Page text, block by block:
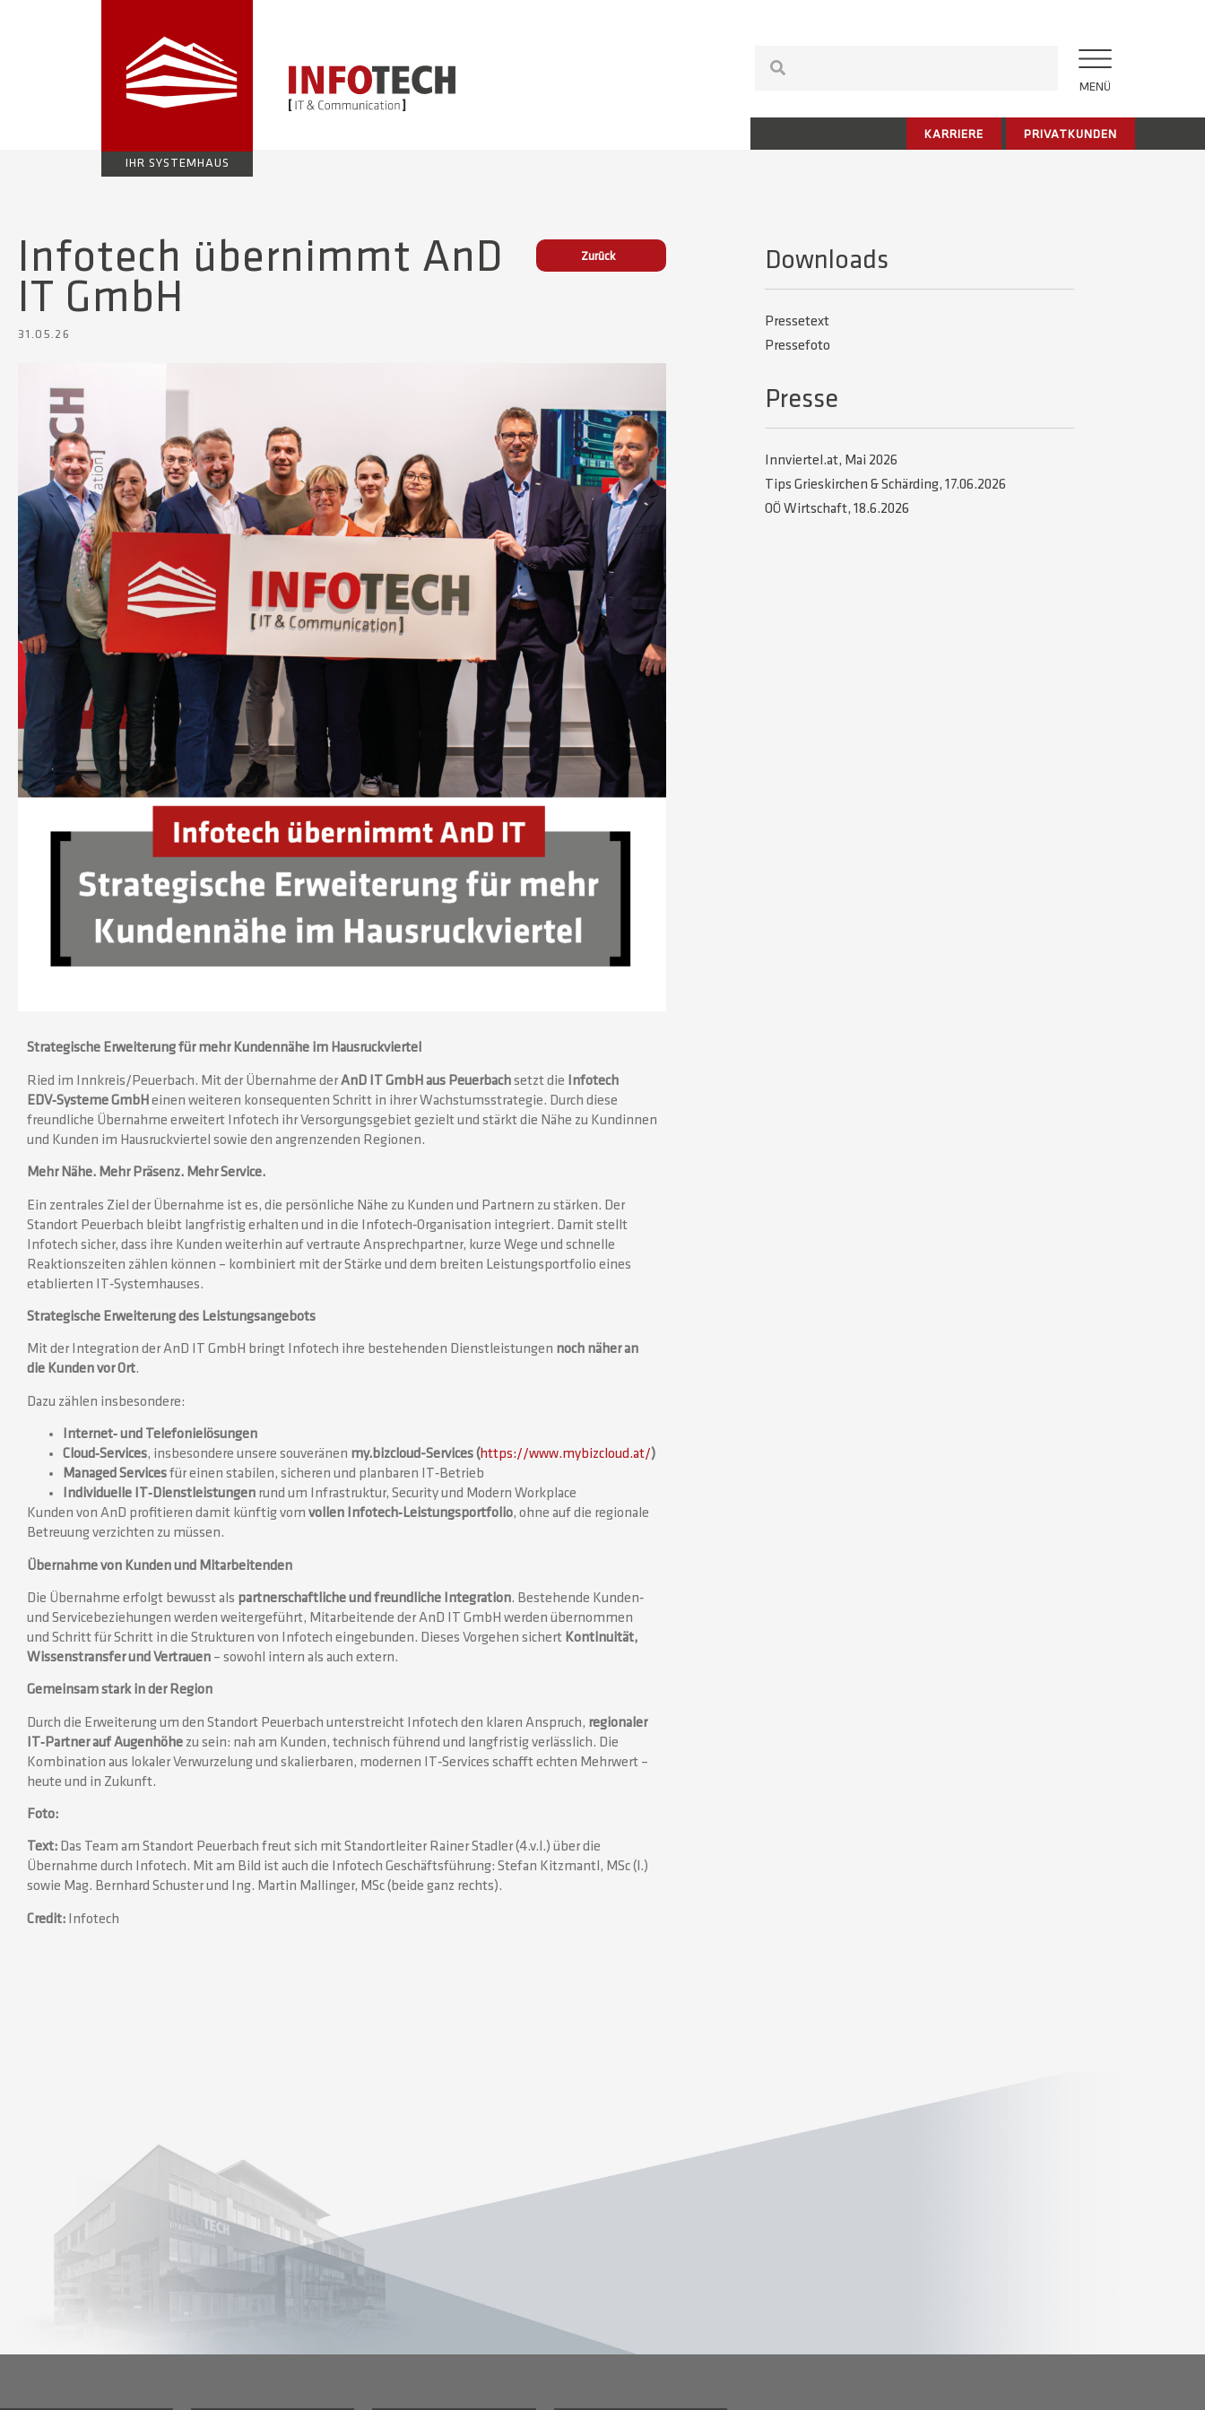
IHR SYSTEMHAUS
MENÜ
KARRIERE PRIVATKUNDEN
Infotech übernimmt AnD
IT GmbH
31.05.26
Zurück
Strategische Erweiterung für mehr Kundennähe im Hausruckviertel
Ried im Innkreis/Peuerbach. Mit der Übernahme derAnD IT GmbH aus Peuerbachsetzt die
Infotech
EDV‑Systeme GmbH einen weiteren konsequenten Schritt in ihrer Wachstumsstrategie. Durch diese
freundliche Übernahme erweitert Infotech ihr Versorgungsgebiet gezielt und stärkt die Nähe zu Kundinnen
und Kunden im Hausruckviertel sowie den angrenzenden Regionen.
Mehr Nähe. Mehr Präsenz. Mehr Service.
Ein zentrales Ziel der Übernahme ist es, die persönliche Nähe zu Kunden und Partnern zu stärken. Der
Standort Peuerbach bleibt langfristig erhalten und in die Infotech‑Organisation integriert. Damit stellt
Infotech sicher, dass ihre Kunden weiterhin auf vertraute Ansprechpartner, kurze Wege und schnelle
Reaktionszeiten zählen können – kombiniert mit der Stärke und dem breiten Leistungsportfolio eines
etablierten IT‑Systemhauses.
Strategische Erweiterung des Leistungsangebots
Mit der Integration der AnD IT GmbH bringt Infotech ihre bestehenden Dienstleistungen noch näher an
die Kunden vor Ort.
Dazu zählen insbesondere:
Internet‑ und Telefonielösungen
Cloud‑Services, insbesondere unsere souveränen my.bizcloud-Services (https://www.mybizcloud.at/)
Managed Servicesfür einen stabilen, sicheren und planbaren IT‑Betrieb
Individuelle IT‑Dienstleistungen rund um Infrastruktur, Security und Modern Workplace
Kunden von AnD profitieren damit künftig vom vollen Infotech‑Leistungsportfolio, ohne auf die regionale
Betreuung verzichten zu müssen.
Übernahme von Kunden und Mitarbeitenden
Die Übernahme erfolgt bewusst als partnerschaftliche und freundliche Integration. Bestehende Kunden‑
und Servicebeziehungen werden weitergeführt, Mitarbeitende der AnD IT GmbH werden übernommen
und Schritt für Schritt in die Strukturen von Infotech eingebunden. Dieses Vorgehen sichert Kontinuität,
Wissenstransfer und Vertrauen – sowohl intern als auch extern.
Gemeinsam stark in der Region
Durch die Erweiterung um den Standort Peuerbach unterstreicht Infotech den klaren Anspruch, regionaler
IT‑Partner auf Augenhöhe zu sein: nah am Kunden, technisch führend und langfristig verlässlich. Die
Kombination aus lokaler Verwurzelung und skalierbaren, modernen IT‑Services schafft echten Mehrwert –
heute und in Zukunft.
Foto:
Text: Das Team am Standort Peuerbach freut sich mit Standortleiter Rainer Stadler (4.v.l.) über die
Übernahme durch Infotech. Mit am Bild ist auch die Infotech Geschäftsführung: Stefan Kitzmantl, MSc (l.)
sowie Mag. Bernhard Schuster und Ing. Martin Mallinger, MSc (beide ganz rechts).
Credit: Infotech
Downloads
Pressetext
Pressefoto
Presse
Innviertel.at, Mai 2026
Tips Grieskirchen & Schärding, 17.06.2026
OÖ Wirtschaft, 18.6.2026